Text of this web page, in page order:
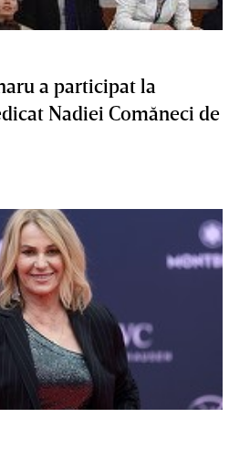
a participat la
Nadiei Comăneci de